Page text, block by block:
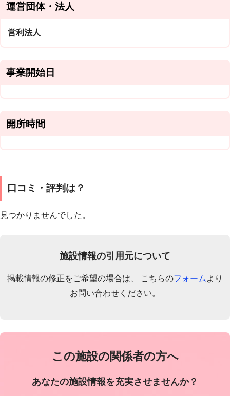
運営団体・法人
営利法人
事業開始日
開所時間
口コミ・評判は？
見つかりませんでした。
施設情報の引用元について
掲載情報の修正をご希望の場合は、 こちらのフォーム より
お問い合わせください。
この施設の関係者の方へ
あなたの施設情報を充実させませんか？